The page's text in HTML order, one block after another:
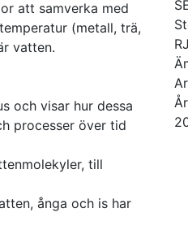
att samverka med
(metall, trä,
vatten.
och visar hur dessa
processer över tid
till
ånga och is har
År